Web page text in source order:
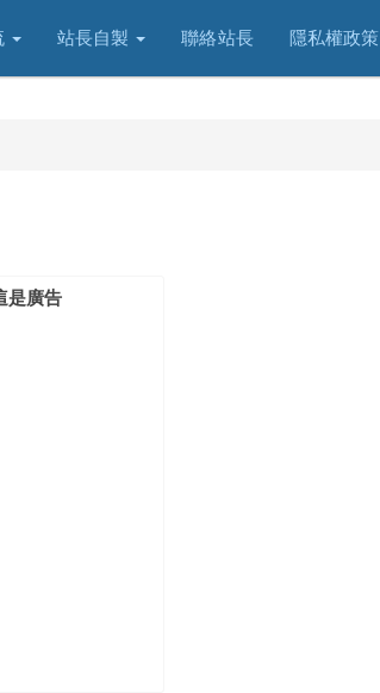
站長自製 聯絡站長 隱私權政策
是廣告